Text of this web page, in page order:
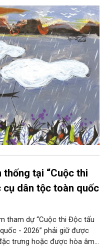
phía cuối sông, đám hoa tím
một lớp khói.
tại “Cuộc thi
dân tộc toàn quốc
tham dự “Cuộc thi Độc tấu
- 2026” phải giữ được
trưng hoặc được hòa âm,